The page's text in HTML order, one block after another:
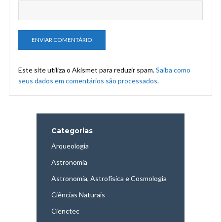
Este site utiliza o Akismet para reduzir spam.Saiba como
seus dados em comentários são processados.
Categorias
Arqueologia
Astronomia
Astronomia, Astrofísica e Cosmologia
Ciências Naturais
Cienctec